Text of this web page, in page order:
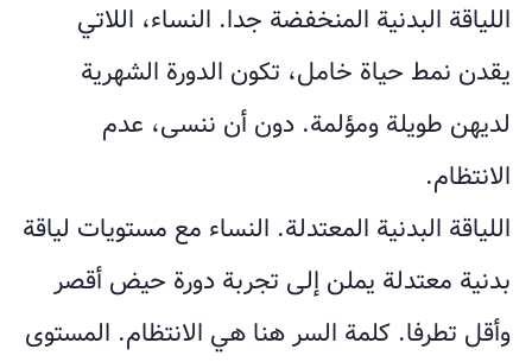
اللياقة البدنية المنخفضة جدا. النساء، اللاتي
يقدن نمط حياة خامل، تكون الدورة الشهرية
لديهن طويلة ومؤلمة. دون أن ننسى، عدم
الانتظام.
اللياقة البدنية المعتدلة. النساء مع مستويات لياقة
بدنية معتدلة يملن إلى تجربة دورة حيض أقصر
وأقل تطرفا. كلمة السر هنا هي الانتظام. المستوى